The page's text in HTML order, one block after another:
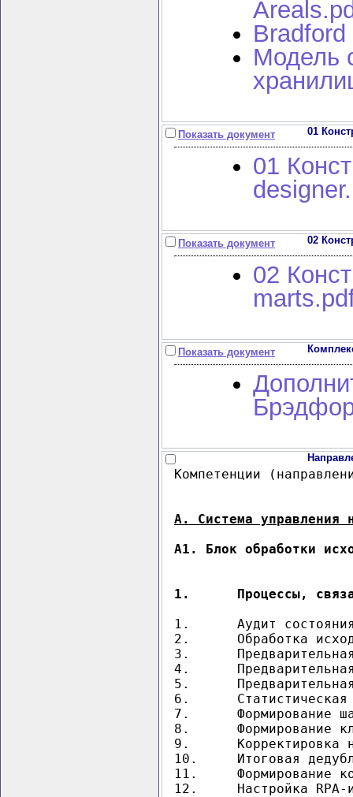
Модель
Показать документ 01
01
Показать документ 02
02
Показать документ
Компетенции
А. Система управления
А1. Блок обработки
1.	Процессы,
1.	Аудит состояния исходных данных (справочников, транзакционных баз данных и т.п.)
2.	Обработка исходных данных, сбор и консолидация сводных (промежуточных) массивов
3.	Предварительная расклассификация данных
4.	Предварительная нормализация данных (с учетом Сводного справочника нормализованных позиций ЦНСИ)
5.	Предварительная дедубликация данных
6.	Статистическая обработка консолидированных массивов
7.	Формирование шаблонов со статистически значимыми параметрами описания ТМЦ (с учетом Сводного справочника шаблонов ЦНСИ)
8.	Формирование классификатора ТМЦ (на основе Прототипа классификатора ЦНСИ с учетом специфики закупок Заказчика)
9.	Корректировка наименований с учетом их автосборки по шаблонам
10.	Итоговая дедубликация, нормализация, расклассификация данных. Формирование итоговых (чистых) справочников и классификаторов. Загрузка в системы ведения.
11.	Формирование комплекта информресурсов корпоративного технического словаря и прочих вспомогательных справочников, классификаторов,  необходимых для корректного ведения "чистых" данных в системах НСИ и ERP
12.	Настройка RPA-и классических роботов для автоматизации процессов обработки